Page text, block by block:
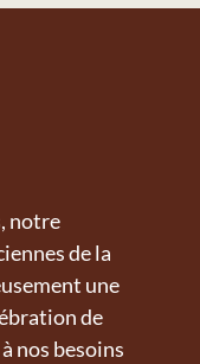
notre
de la
une
de
nos besoins